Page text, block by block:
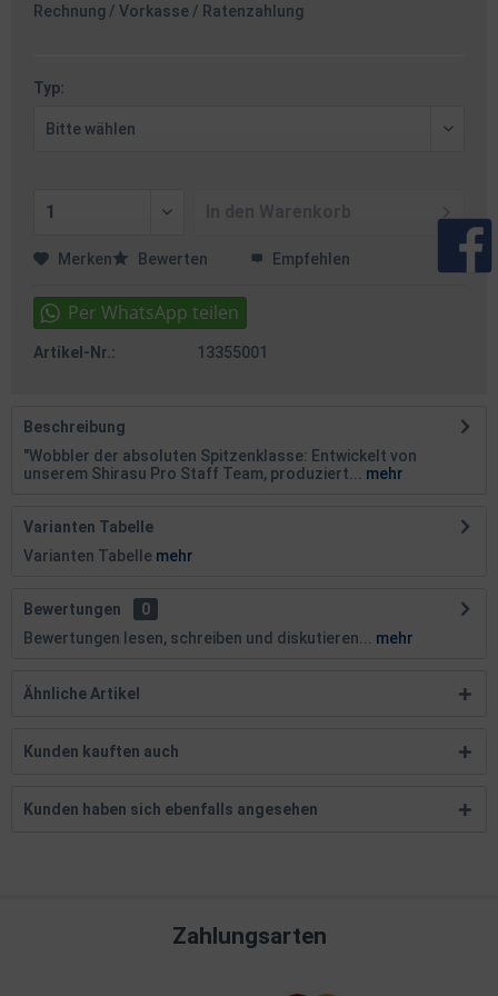
Rechnung / Vorkasse / Ratenzahlung
Typ:
Merken Bewerten Empfehlen
Artikel-Nr.: 13355001
Beschreibung
"Wobbler der absoluten Spitzenklasse: Entwickelt von
unserem Shirasu Pro Staff Team, produziert...
mehr
Varianten Tabelle
Varianten Tabelle mehr
Bewertungen
0
Bewertungen lesen, schreiben und diskutieren...
mehr
Ähnliche Artikel
Kunden kauften auch
Kunden haben sich ebenfalls angesehen
Zahlungsarten